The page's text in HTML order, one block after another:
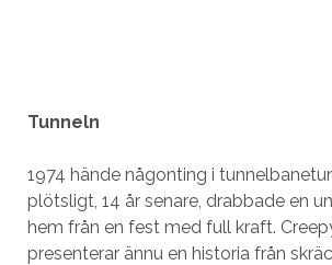
Tunneln
1974 hände någonting i
plötsligt, 14 år senare, drabbade en
hem från en fest med full kraft.
presenterar ännu en historia från